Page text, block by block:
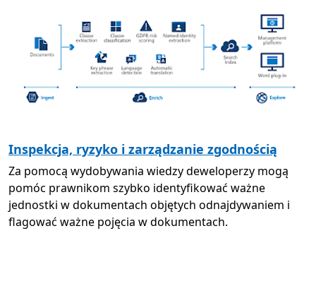
Inspekcja, ryzyko i zarządzanie zgodnością
Za pomocą wydobywania wiedzy deweloperzy mogą
pomóc prawnikom szybko identyfikować ważne
jednostki w dokumentach objętych odnajdywaniem i
flagować ważne pojęcia w dokumentach.